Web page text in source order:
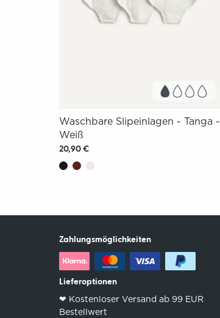
Waschbare Slipeinlagen - Tanga -
Weiß
20,90 €
Zahlungsmöglichkeiten
Lieferoptionen
❤︎ Kostenloser Versand ab 99 EUR
Bestellwert